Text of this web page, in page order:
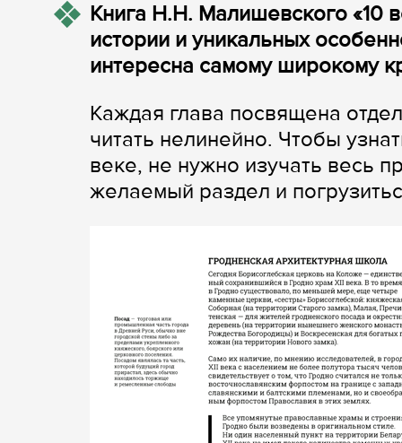
Книга Н.Н. Малишевского «10
истории и уникальных
интересна самому широкому
Каждая глава посвящена
читать нелинейно. Чтобы
веке, не нужно изучать весь
желаемый раздел и